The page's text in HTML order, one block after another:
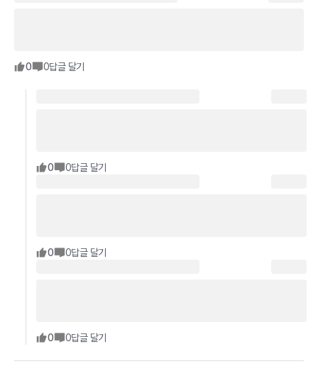
0 0답글 달기
0 0답글 달기
0 0답글 달기
0 0답글 달기